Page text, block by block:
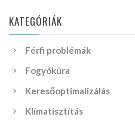
KATEGÓRIÁK
Férfi problémák
Fogyókúra
Keresőoptimalizálás
Klímatisztítás